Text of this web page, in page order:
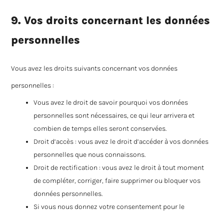
9. Vos droits concernant les données
personnelles
Vous avez les droits suivants concernant vos données
personnelles :
Vous avez le droit de savoir pourquoi vos données
personnelles sont nécessaires, ce qui leur arrivera et
combien de temps elles seront conservées.
Droit d’accès : vous avez le droit d’accéder à vos données
personnelles que nous connaissons.
Droit de rectification : vous avez le droit à tout moment
de compléter, corriger, faire supprimer ou bloquer vos
données personnelles.
Si vous nous donnez votre consentement pour le